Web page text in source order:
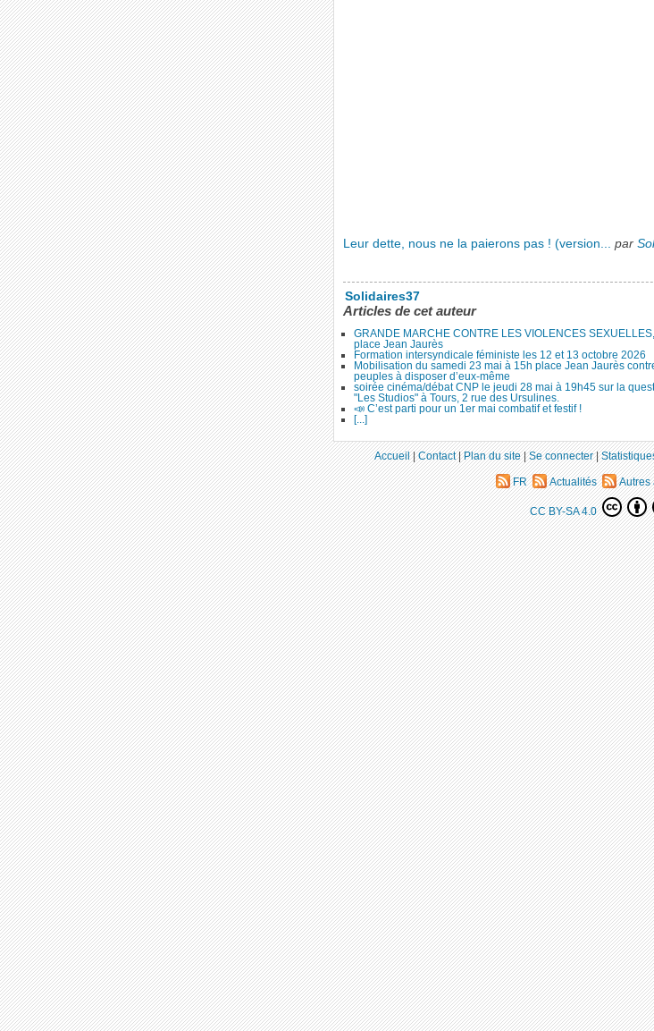
Leur dette, nous ne la paierons pas ! (version... par
Solidaires37
Articles de cet auteur
GRANDE MARCHE CONTRE LES VIOLENCES
place Jean Jaurès
Formation intersyndicale féministe les 12 et 13 octobre 2026
Mobilisation du samedi 23 mai à 15h place Jean Jaurès
peuples à disposer d’eux-même
soirée cinéma/débat CNP le jeudi 28 mai à 19h45 sur la
"Les Studios" à Tours, 2 rue des Ursulines.
📣 C’est parti pour un 1er mai combatif et festif !
[...]
Accueil|Contact|Plan du site|Se connecter|
FR Actualités Autres
CC BY-SA 4.0